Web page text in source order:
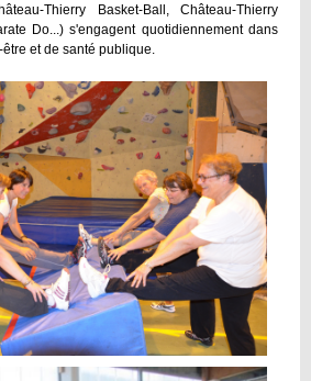
Thierry Basket-Ball, Château-Thierry
Do...) s'engagent quotidiennement dans
et de santé publique.